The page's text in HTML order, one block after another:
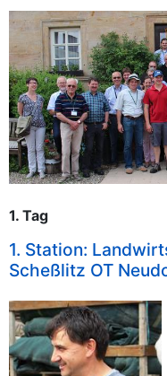
1. Tag
1. Station:
Scheßlitz OT